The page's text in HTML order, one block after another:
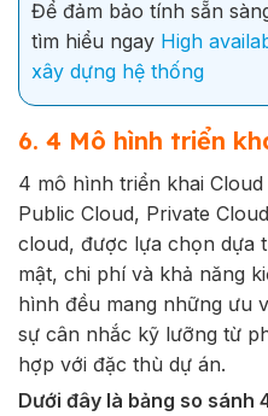
Để đảm bảo tính sẵn
tìm hiểu ngay High
xây dựng hệ thống
6. 4 Mô hình triển
4 mô hình triển khai
Public Cloud, Private
cloud, được lựa chọn dựa
mật, chi phí và khả năng
hình đều mang những ưu
sự cân nhắc kỹ lưỡng từ
hợp với đặc thù dự án.
Dưới đây là bảng so sánh